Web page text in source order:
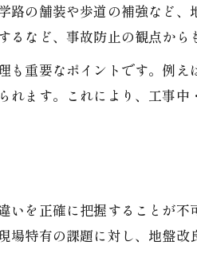
の舗装や歩道の補強など
など、事故防止の観点から
重要なポイントです。例
ます。これにより、工事
を正確に把握することが
特有の課題に対し、地盤